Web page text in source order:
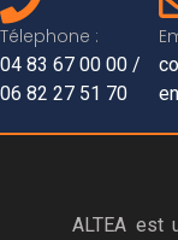
Télephone :
04 83 67 00 00 /
06 82 27 51 70
ALTEA est